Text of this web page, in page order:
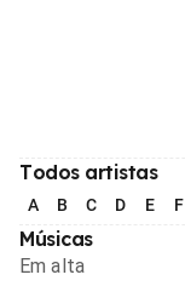
Todos artistas
A B C D E F
Músicas
Em alta